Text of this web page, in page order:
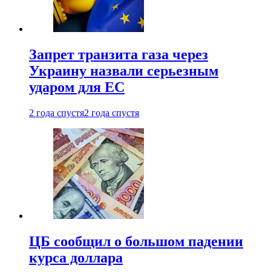
Запрет транзита газа через
Украину назвали серьезным
ударом для ЕС
2 года спустя2 года спустя
ЦБ сообщил о большом падении
курса доллара